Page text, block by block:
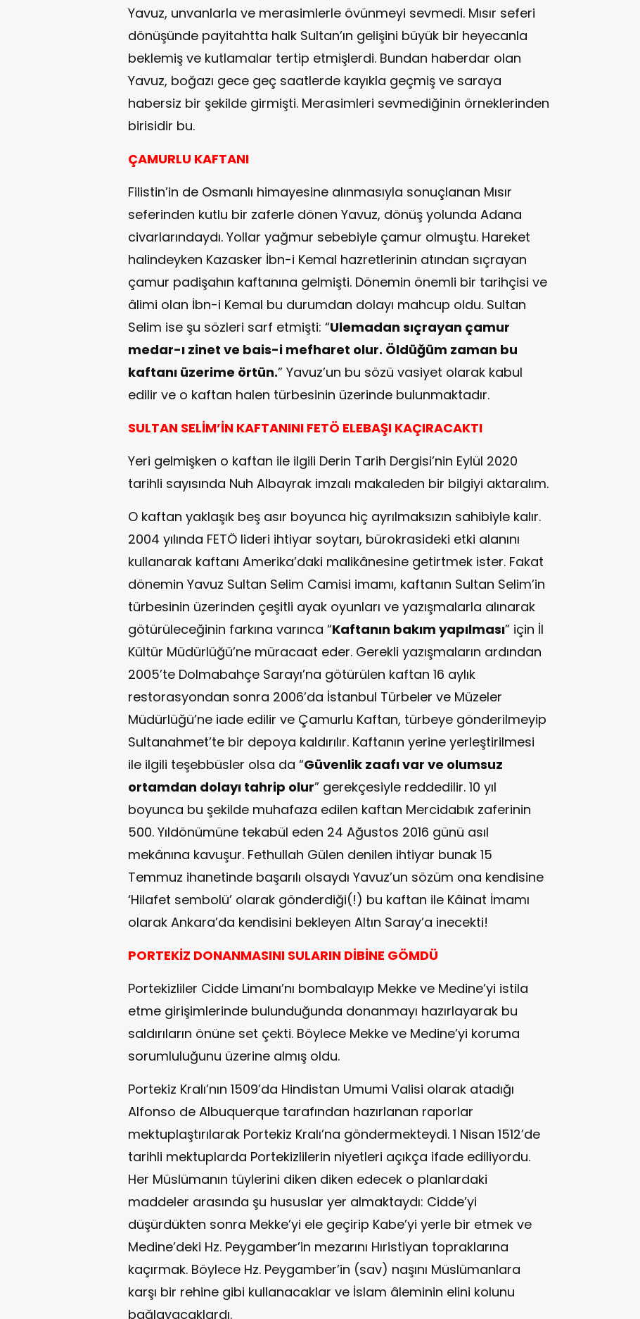
Yavuz, unvanlarla ve merasimlerle övünmeyi sevmedi. Mısır seferi
dönüşünde payitahtta halk Sultan’ın gelişini büyük bir heyecanla
beklemiş ve kutlamalar tertip etmişlerdi. Bundan haberdar olan
Yavuz, boğazı gece geç saatlerde kayıkla geçmiş ve saraya
habersiz bir şekilde girmişti. Merasimleri sevmediğinin örneklerinden
birisidir bu.
ÇAMURLU KAFTANI
Filistin’in de Osmanlı himayesine alınmasıyla sonuçlanan Mısır
seferinden kutlu bir zaferle dönen Yavuz, dönüş yolunda Adana
civarlarındaydı. Yollar yağmur sebebiyle çamur olmuştu. Hareket
halindeyken Kazasker İbn-i Kemal hazretlerinin atından sıçrayan
çamur padişahın kaftanına gelmişti. Dönemin önemli bir tarihçisi ve
âlimi olan İbn-i Kemal bu durumdan dolayı mahcup oldu. Sultan
Selim ise şu sözleri sarf etmişti: “Ulemadan sıçrayan çamur
medar-ı zinet ve bais-i mefharet olur. Öldüğüm zaman bu
kaftanı üzerime örtün.” Yavuz’un bu sözü vasiyet olarak kabul
edilir ve o kaftan halen türbesinin üzerinde bulunmaktadır.
SULTAN SELİM’İN KAFTANINI FETÖ ELEBAŞI KAÇIRACAKTI
Yeri gelmişken o kaftan ile ilgili Derin Tarih Dergisi’nin Eylül 2020
tarihli sayısında Nuh Albayrak imzalı makaleden bir bilgiyi aktaralım.
O kaftan yaklaşık beş asır boyunca hiç ayrılmaksızın sahibiyle kalır.
2004 yılında FETÖ lideri ihtiyar soytarı, bürokrasideki etki alanını
kullanarak kaftanı Amerika’daki malikânesine getirtmek ister. Fakat
dönemin Yavuz Sultan Selim Camisi imamı, kaftanın Sultan Selim’in
türbesinin üzerinden çeşitli ayak oyunları ve yazışmalarla alınarak
götürüleceğinin farkına varınca “Kaftanın bakım yapılması” için İl
Kültür Müdürlüğü’ne müracaat eder. Gerekli yazışmaların ardından
2005’te Dolmabahçe Sarayı’na götürülen kaftan 16 aylık
restorasyondan sonra 2006’da İstanbul Türbeler ve Müzeler
Müdürlüğü’ne iade edilir ve Çamurlu Kaftan, türbeye gönderilmeyip
Sultanahmet’te bir depoya kaldırılır. Kaftanın yerine yerleştirilmesi
ile ilgili teşebbüsler olsa da “Güvenlik zaafı var ve olumsuz
ortamdan dolayı tahrip olur” gerekçesiyle reddedilir. 10 yıl
boyunca bu şekilde muhafaza edilen kaftan Mercidabık zaferinin
500. Yıldönümüne tekabül eden 24 Ağustos 2016 günü asıl
mekânına kavuşur. Fethullah Gülen denilen ihtiyar bunak 15
Temmuz ihanetinde başarılı olsaydı Yavuz’un sözüm ona kendisine
‘Hilafet sembolü’ olarak gönderdiği(!) bu kaftan ile Kâinat İmamı
olarak Ankara’da kendisini bekleyen Altın Saray’a inecekti!
PORTEKİZ DONANMASINI SULARIN DİBİNE GÖMDÜ
Portekizliler Cidde Limanı’nı bombalayıp Mekke ve Medine’yi istila
etme girişimlerinde bulunduğunda donanmayı hazırlayarak bu
saldırıların önüne set çekti. Böylece Mekke ve Medine’yi koruma
sorumluluğunu üzerine almış oldu.
Portekiz Kralı’nın 1509’da Hindistan Umumi Valisi olarak atadığı
Alfonso de Albuquerque tarafından hazırlanan raporlar
mektuplaştırılarak Portekiz Kralı’na göndermekteydi. 1 Nisan 1512’de
tarihli mektuplarda Portekizlilerin niyetleri açıkça ifade ediliyordu.
Her Müslümanın tüylerini diken diken edecek o planlardaki
maddeler arasında şu hususlar yer almaktaydı: Cidde’yi
düşürdükten sonra Mekke’yi ele geçirip Kabe’yi yerle bir etmek ve
Medine’deki Hz. Peygamber’in mezarını Hıristiyan topraklarına
kaçırmak. Böylece Hz. Peygamber’in (sav) naşını Müslümanlara
karşı bir rehine gibi kullanacaklar ve İslam âleminin elini kolunu
bağlayacaklardı.